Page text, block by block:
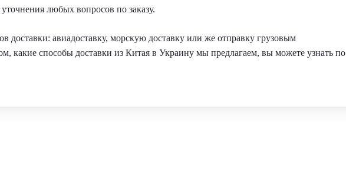
любых вопросов по заказу.
доставки: авиадоставку, морскую доставку или же отправку грузовым
какие способы доставки из Китая в Украину мы предлагаем, вы можете узнать по